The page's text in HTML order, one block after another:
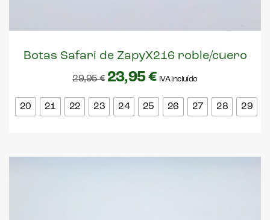
Botas Safari de ZapyX216 roble/cuero
29,95€ 23,95€ IVA incluído
20 21 22 23 24 25 26 27 28 29